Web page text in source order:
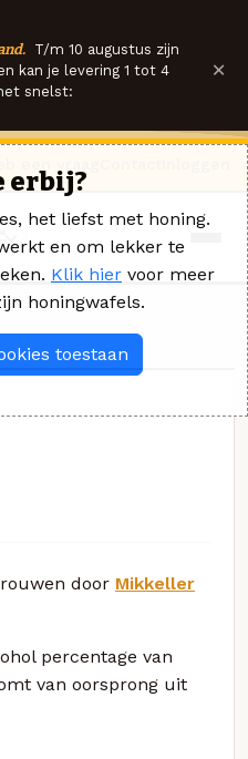
T/m 10 augustus zijn
kan je levering 1 tot 4
snelst:
×
door Mikkeller
percentage van
van oorsprong uit
erbij?
het liefst met honing.
en om lekker te
Klik hier voor meer
honingwafels.
toestaan